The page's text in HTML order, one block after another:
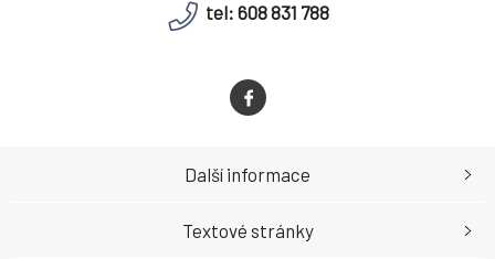
tel: 608 831 788
Další informace
Textové stránky